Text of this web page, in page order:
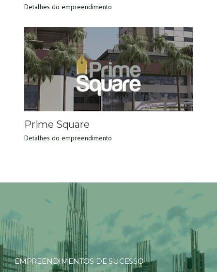
Detalhes do empreendimento
Prime Square
Detalhes do empreendimento
EMPREENDIMENTOS DE SUCESSO